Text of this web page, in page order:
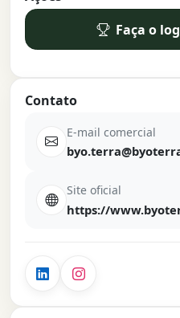
Faça o
Contato
E-mail comercial
Site oficial
https://